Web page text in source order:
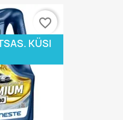
KÜSI
favorite_border